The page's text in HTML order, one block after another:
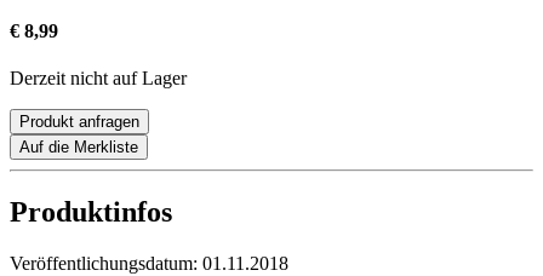
€ 8,99
Derzeit nicht auf Lager
Produkt anfragen
Auf die Merkliste
Produktinfos
Veröffentlichungsdatum: 01.11.2018